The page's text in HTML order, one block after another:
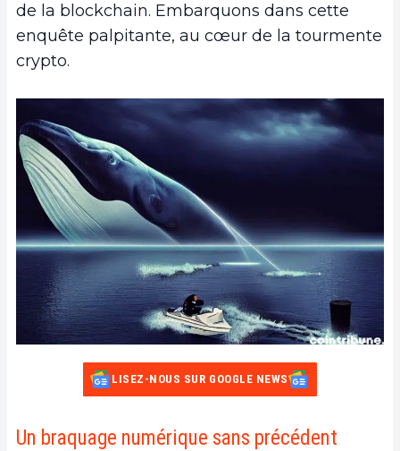
de la blockchain. Embarquons dans cette
enquête palpitante, au cœur de la tourmente
crypto.
LISEZ-NOUS SUR GOOGLE NEWS
Un braquage numérique sans précédent